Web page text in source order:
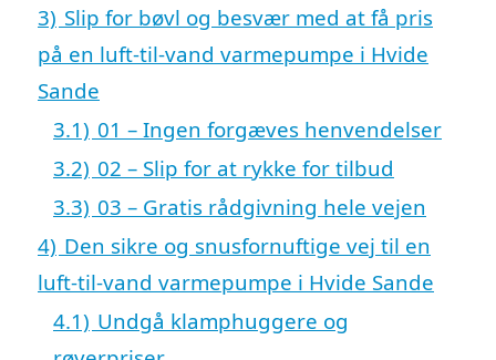
3) Slip for bøvl og besvær med at få pris
på en luft-til-vand varmepumpe i Hvide
Sande
3.1) 01 – Ingen forgæves henvendelser
3.2) 02 – Slip for at rykke for tilbud
3.3) 03 – Gratis rådgivning hele vejen
4) Den sikre og snusfornuftige vej til en
luft-til-vand varmepumpe i Hvide Sande
4.1) Undgå klamphuggere og